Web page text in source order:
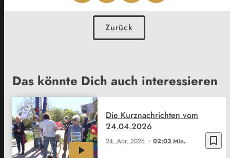
Zurück
Das könnte Dich auch interessieren
bookmark_border
24. Apr. 2026 02:03 Min.
Die Kurznachrichten vom
24.04.2026